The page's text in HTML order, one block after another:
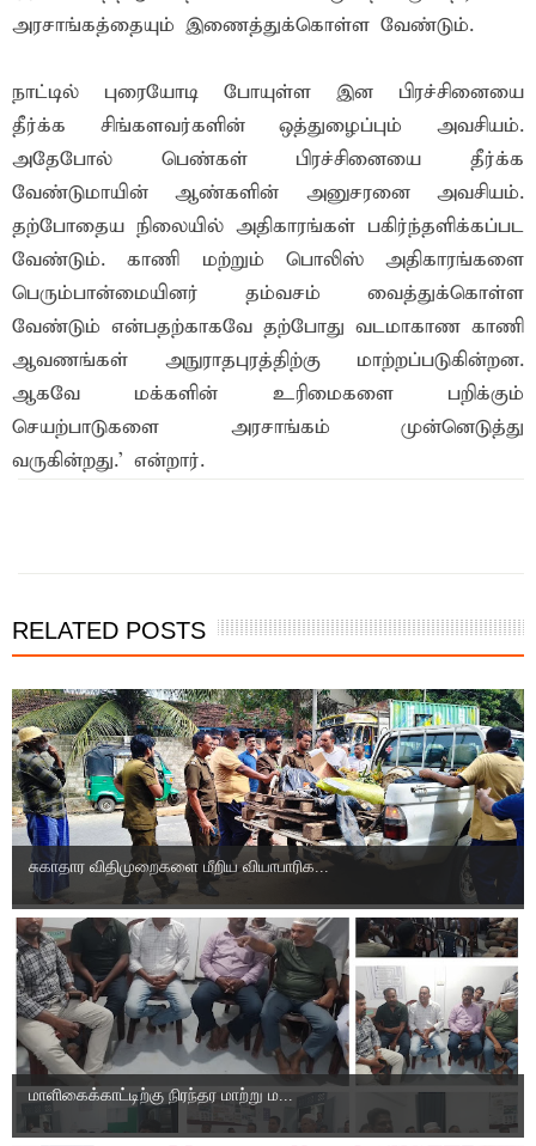
அரசாங்கத்தையும் இணைத்துக்கொள்ள வேண்டும்.
நாட்டில் புரையோடி போயுள்ள இன பிரச்சினையை
தீர்க்க சிங்களவர்களின் ஒத்துழைப்பும் அவசியம்.
அதேபோல் பெண்கள் பிரச்சினையை தீர்க்க
வேண்டுமாயின் ஆண்களின் அனுசரனை அவசியம்.
தற்போதைய நிலையில் அதிகாரங்கள் பகிர்ந்தளிக்கப்பட
வேண்டும். காணி மற்றும் பொலிஸ் அதிகாரங்களை
பெரும்பான்மையினர் தம்வசம் வைத்துக்கொள்ள
வேண்டும் என்பதற்காகவே தற்போது வடமாகாண காணி
ஆவணங்கள் அநுராதபுரத்திற்கு மாற்றப்படுகின்றன.
ஆகவே மக்களின் உரிமைகளை பறிக்கும்
செயற்பாடுகளை அரசாங்கம் முன்னெடுத்து
வருகின்றது.' என்றார்.
RELATED POSTS
சுகாதார விதிமுறைகளை மீறிய வியாபாரிக...
மாளிகைக்காட்டிற்கு நிரந்தர மாற்று ம...